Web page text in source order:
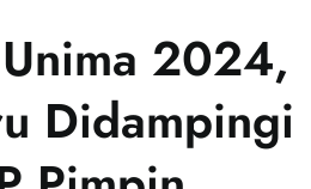
2024,
Didampingi